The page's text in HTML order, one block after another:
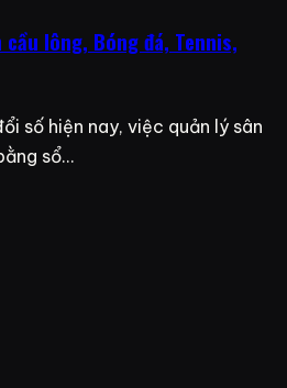
cầu lông, Bóng đá, Tennis,
số hiện nay, việc quản lý sân
sổ…